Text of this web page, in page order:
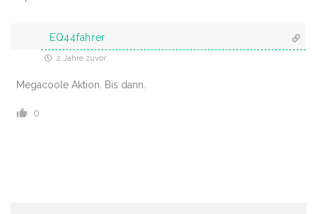
EQ44fahrer
2 Jahre zuvor
Megacoole Aktion. Bis dann.
0